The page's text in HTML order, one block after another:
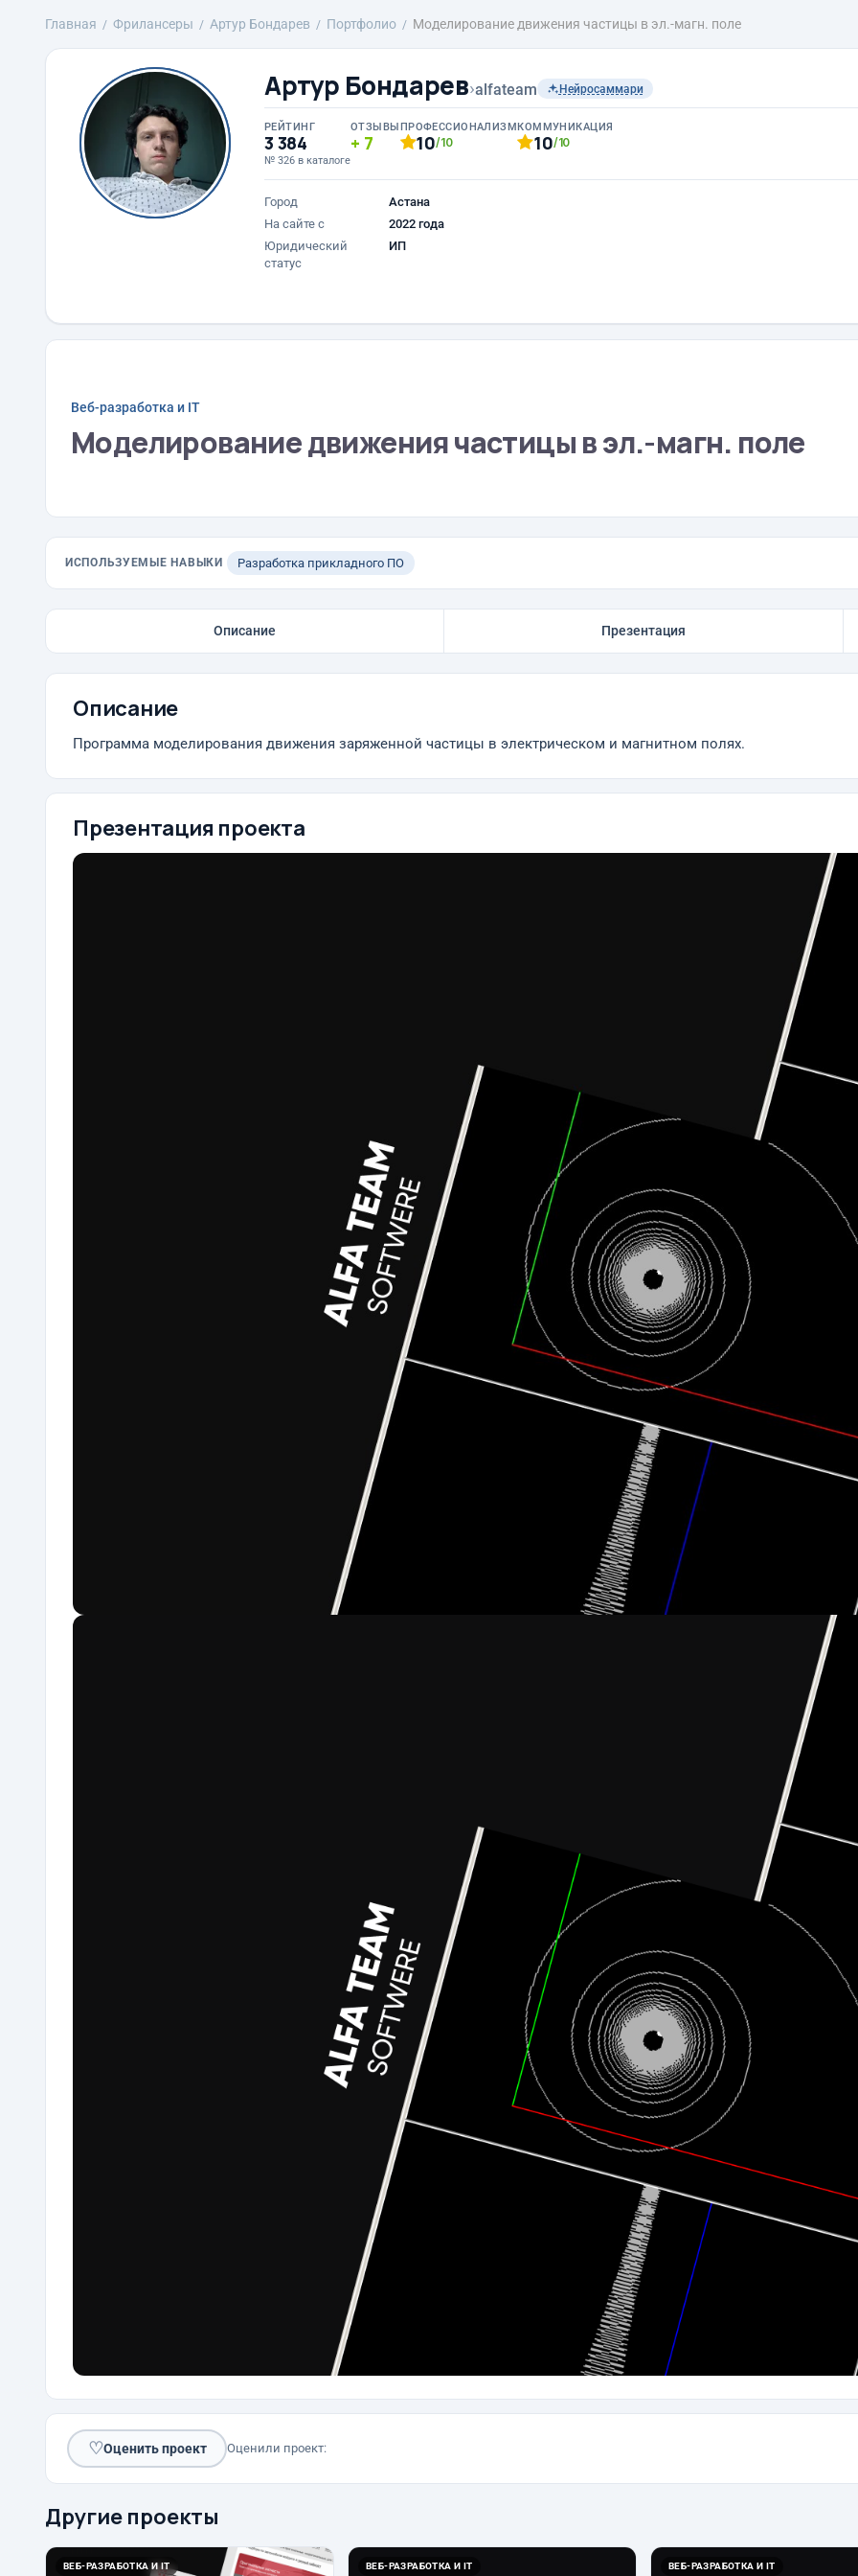
Главная Фрилансеры Артур Бондарев Портфолио Моделирование движения частицы в эл.-магн. поле
Артур Бондарев›alfateam Нейросаммари
РЕЙТИНГ
3 384
№ 326 в каталоге
ОТЗЫВЫ
7
ПРОФЕССИОНАЛИЗМ
10/10
КОММУНИКАЦИЯ
10/10
Город
Астана
На сайте с
2022 года
Юридический
статус
ИП
Веб-разработка и IT
Моделирование движения частицы в эл.-магн. поле
ИСПОЛЬЗУЕМЫЕ НАВЫКИ Разработка прикладного ПО
Описание Презентация
Описание
Программа моделирования движения заряженной частицы в электрическом и магнитном полях.
Презентация проекта
♡Оценить проект Оценили проект:
Другие проекты
ВЕБ-РАЗРАБОТКА И IT ВЕБ-РАЗРАБОТКА И IT ВЕБ-РАЗРАБОТКА И IT